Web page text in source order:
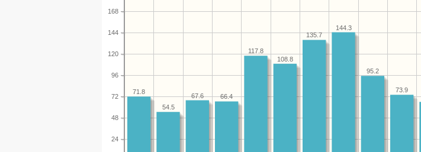
24
48
72
96
120
144
168
73.9
95.2
144.3
135.7
108.8
117.8
66.4
67.6
54.5
71.8